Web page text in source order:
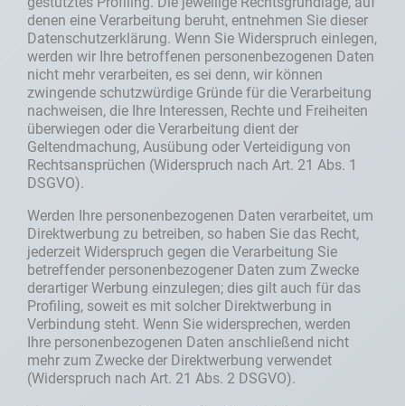
denen eine Verarbeitung beruht, entnehmen Sie dieser
Datenschutzerklärung. Wenn Sie Widerspruch einlegen,
werden wir Ihre betroffenen personenbezogenen Daten
nicht mehr verarbeiten, es sei denn, wir können
zwingende schutzwürdige Gründe für die Verarbeitung
nachweisen, die Ihre Interessen, Rechte und Freiheiten
überwiegen oder die Verarbeitung dient der
Geltendmachung, Ausübung oder Verteidigung von
Rechtsansprüchen (Widerspruch nach Art. 21 Abs. 1
DSGVO).
Werden Ihre personenbezogenen Daten verarbeitet, um
Direktwerbung zu betreiben, so haben Sie das Recht,
jederzeit Widerspruch gegen die Verarbeitung Sie
betreffender personenbezogener Daten zum Zwecke
derartiger Werbung einzulegen; dies gilt auch für das
Profiling, soweit es mit solcher Direktwerbung in
Verbindung steht. Wenn Sie widersprechen, werden
Ihre personenbezogenen Daten anschließend nicht
mehr zum Zwecke der Direktwerbung verwendet
(Widerspruch nach Art. 21 Abs. 2 DSGVO).